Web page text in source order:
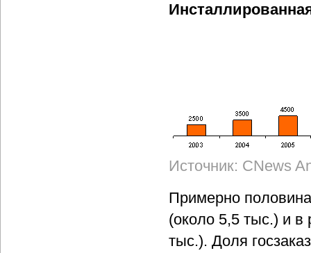
Источник: CNews
Примерно
(около 5,5 тыс.) и в
тыс.). Доля